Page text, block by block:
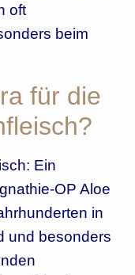
oft
beim
für die
Ein
OP Aloe
in
und besonders